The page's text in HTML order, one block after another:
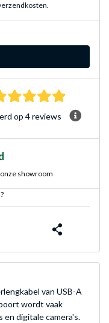
5.0 sterren
op 4 reviews
showroom
van USB-A
wordt vaak
en digitale camera's.